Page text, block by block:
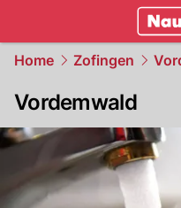
mittelland.
Home Zofingen
Vordemwald